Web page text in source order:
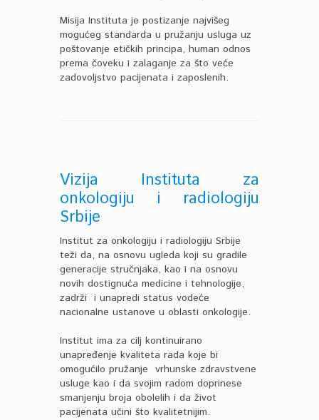
Misija Instituta je postizanje najvišeg
mogućeg standarda u pružanju usluga uz
poštovanje etičkih principa, human odnos
prema čoveku i zalaganje za što veće
zadovoljstvo pacijenata i zaposlenih.
Vizija Instituta za
onkologiju i radiologiju
Srbije
Institut za onkologiju i radiologiju Srbije
teži da, na osnovu ugleda koji su gradile
generacije stručnjaka, kao i na osnovu
novih dostignuća medicine i tehnologije,
zadrži i unapredi status vodeće
nacionalne ustanove u oblasti onkologije.
Institut ima za cilj kontinuirano
unapređenje kvaliteta rada koje bi
omogućilo pružanje vrhunske zdravstvene
usluge kao i da svojim radom doprinese
smanjenju broja obolelih i da život
pacijenata učini što kvalitetnijim.